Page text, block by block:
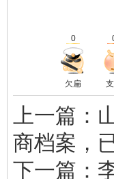
0
欠扁
上一篇：
商档案，
下一篇：